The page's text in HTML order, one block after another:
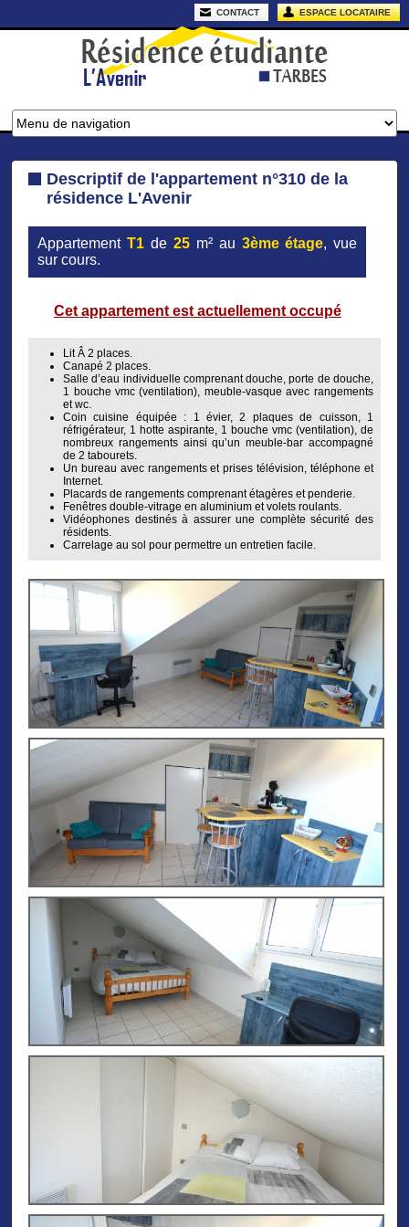
ESPACE LOCATAIRE
CONTACT
Descriptif de l'appartement n°310 de la
résidence L'Avenir
AppartementT1 de 25m² au 3ème étage, vue
sur cours.
Cet appartement est actuellement occupé
Lit Â 2 places.
Canapé 2 places.
Salle d’eau individuelle comprenant douche, porte de douche,
1 bouche vmc (ventilation), meuble-vasque avec rangements
et wc.
Coin cuisine équipée : 1 évier, 2 plaques de cuisson, 1
réfrigérateur, 1 hotte aspirante, 1 bouche vmc (ventilation), de
nombreux rangements ainsi qu’un meuble-bar accompagné
de 2 tabourets.
Un bureau avec rangements et prises télévision, téléphone et
Internet.
Placards de rangements comprenant étagères et penderie.
Fenêtres double-vitrage en aluminium et volets roulants.
Vidéophones destinés à assurer une complète sécurité des
résidents.
Carrelage au sol pour permettre un entretien facile.